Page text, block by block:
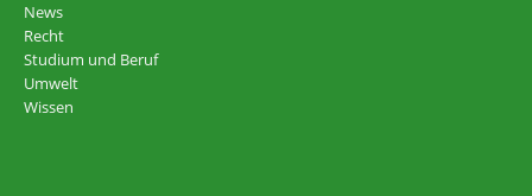
News
Recht
Studium und Beruf
Umwelt
Wissen